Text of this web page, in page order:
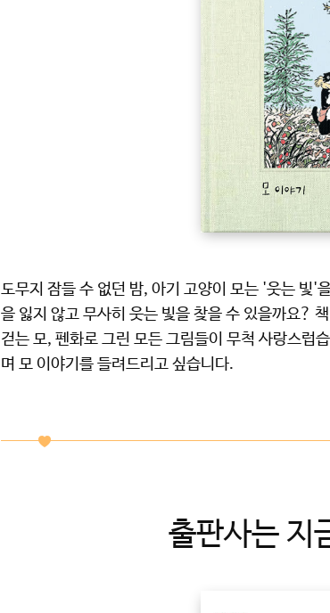
도무지 잠들 수 없던 밤, 아기 고양이 모는 '웃는 빛'
을 잃지 않고 무사히 웃는 빛을 찾을 수 있을까요?
걷는 모, 펜화로 그린 모든 그림들이 무척 사랑스럽
며 모 이야기를 들려드리고 싶습니다.
출판사는 지